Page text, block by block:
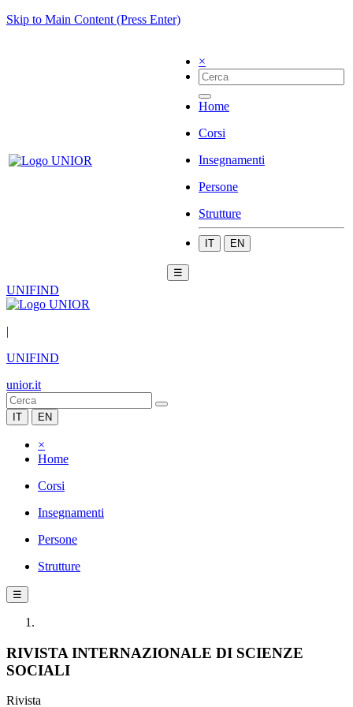
Skip to Main Content (Press Enter)
×
Home
Corsi
Insegnamenti
Persone
Strutture
IT EN
☰
UNIFIND
|
UNIFIND
unior.it
IT EN
×
Home
Corsi
Insegnamenti
Persone
Strutture
☰
RIVISTA INTERNAZIONALE DI SCIENZE
SOCIALI
Rivista